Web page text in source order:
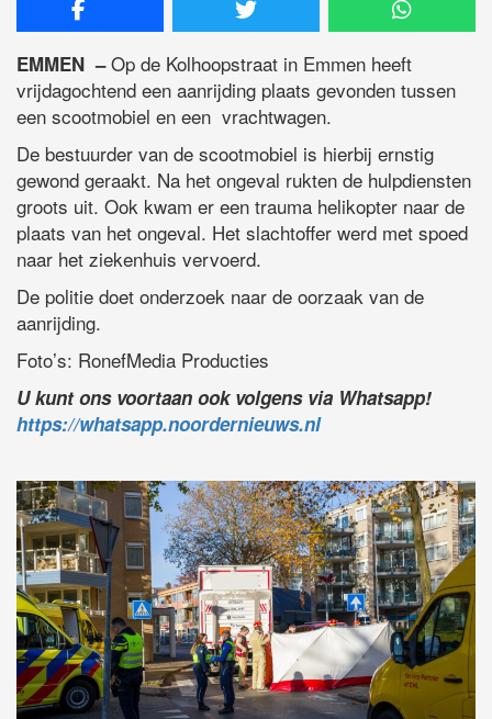
EMMEN –Op de Kolhoopstraat in Emmen heeft
vrijdagochtend een aanrijding plaats gevonden tussen
een scootmobiel en een vrachtwagen.
De bestuurder van de scootmobiel is hierbij ernstig
gewond geraakt. Na het ongeval rukten de hulpdiensten
groots uit. Ook kwam er een trauma helikopter naar de
plaats van het ongeval. Het slachtoffer werd met spoed
naar het ziekenhuis vervoerd.
De politie doet onderzoek naar de oorzaak van de
aanrijding.
Foto’s: RonefMedia Producties
U kunt ons voortaan ook volgens via Whatsapp!
https://whatsapp.noordernieuws.nl